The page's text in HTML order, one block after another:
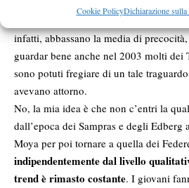
Cookie PolicyDichiarazione
attentamente i dati che abbiamo appena
infatti, abbassano la media di
guardar bene anche nel 2003 molti dei
sono potuti fregiare di un tale
avevano attorno.
No, la mia idea è che non c’entri la
dall’epoca dei Sampras e degli Edberg
Moya per poi tornare a quella dei
indipendentemente dal livello
trend è rimasto costante. I giovani